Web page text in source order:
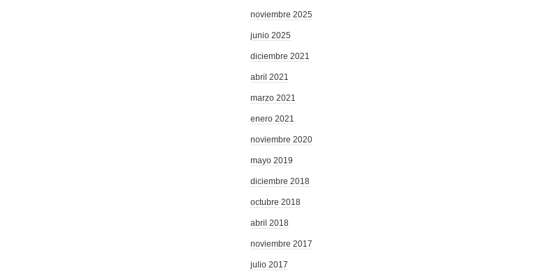
noviembre 2025
junio 2025
diciembre 2021
abril 2021
marzo 2021
enero 2021
noviembre 2020
mayo 2019
diciembre 2018
octubre 2018
abril 2018
noviembre 2017
julio 2017